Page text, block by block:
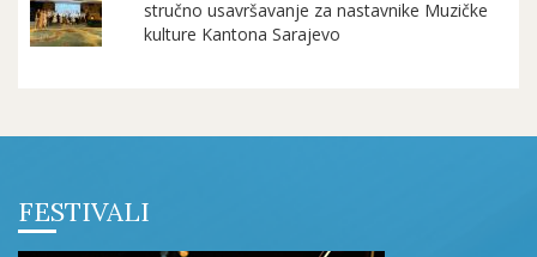
stručno usavršavanje za nastavnike Muzičke
kulture Kantona Sarajevo
FESTIVALI